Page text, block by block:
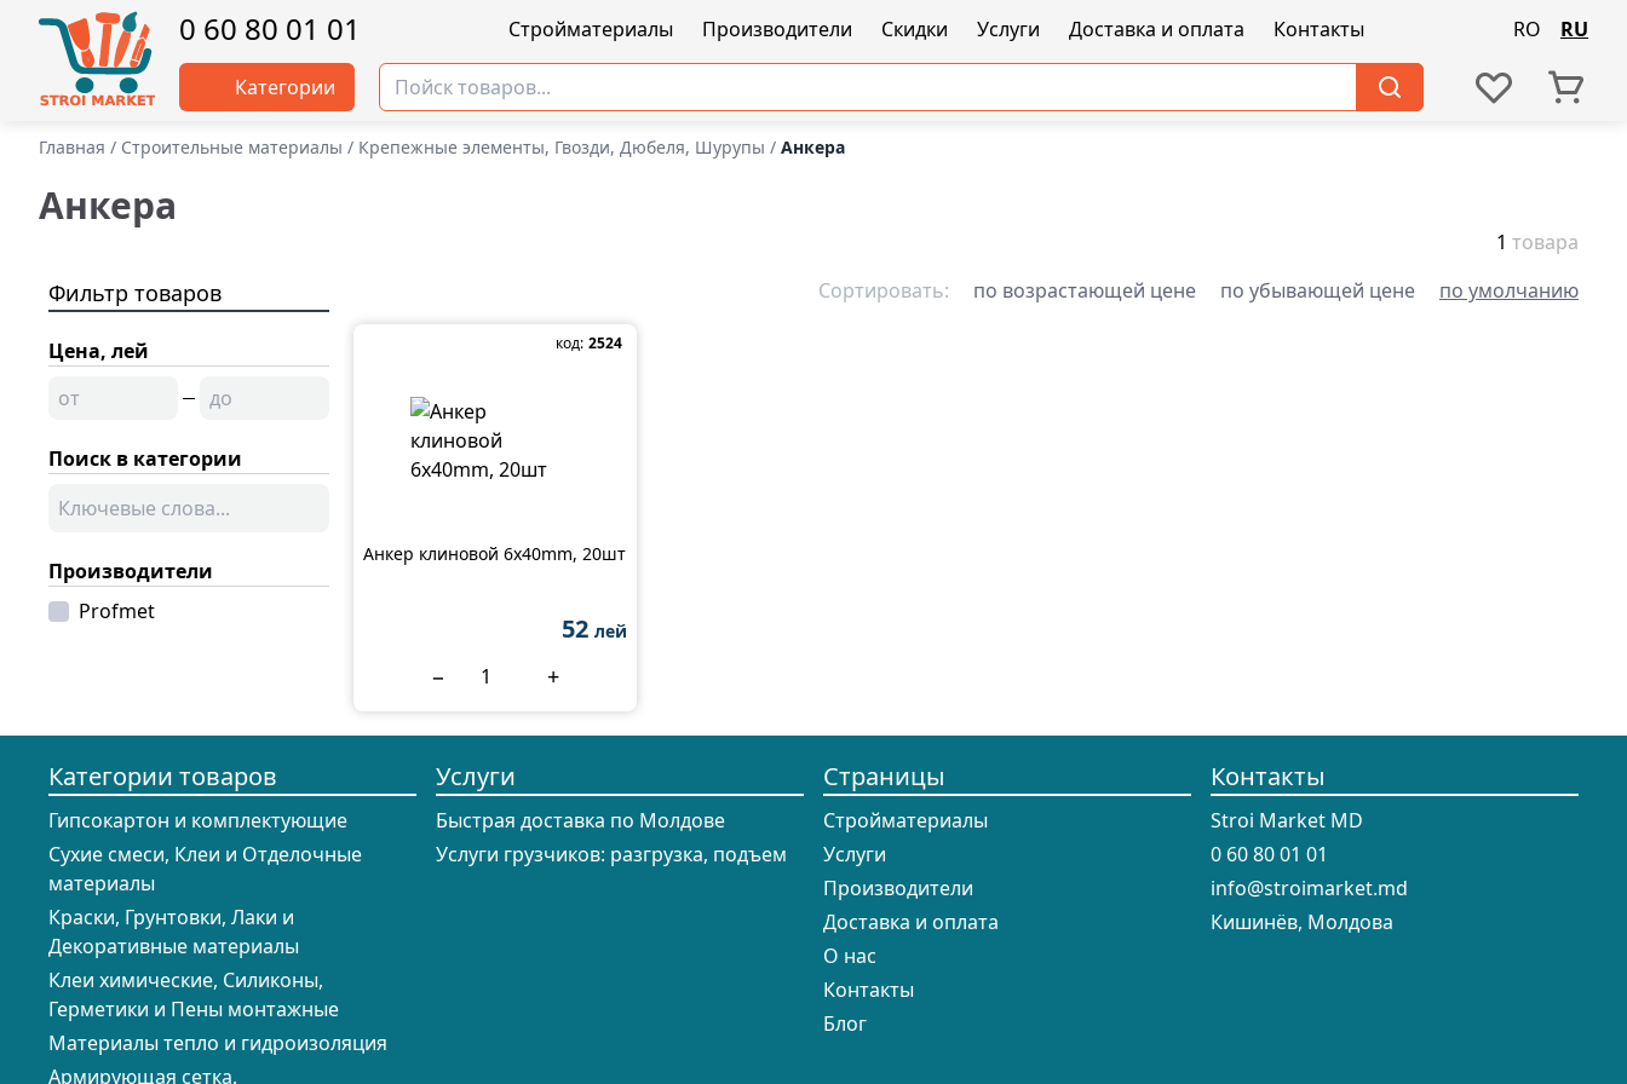
0 60 80 01 01 Cтройматериалы Производители Скидки Услуги Доставка и оплата Контакты RO RU
Категории
Главная / Строительные материалы / Крепежные элементы, Гвозди, Дюбеля, Шурупы / Анкера
Анкера
1 товара
Фильтр товаров
Цена, лей
Поиск в категории
Производители
Profmet
Сортировать: по возрастающей цене по убывающей цене по умолчанию
код: 2524
Анкер клиновой 6x40mm, 20шт
52 лей
− +
Категории товаров
Гипсокартон и комплектующие
Сухие смеси, Клеи и Отделочные
материалы
Краски, Грунтовки, Лаки и
Декоративные материалы
Клеи химические, Силиконы,
Герметики и Пены монтажные
Материалы тепло и гидроизоляция
Армирующая сетка,
Услуги
Быстрая доставка по Молдове
Услуги грузчиков: разгрузка, подъем
Страницы
Cтройматериалы
Услуги
Производители
Доставка и оплата
О нас
Контакты
Блог
Контакты
Stroi Market MD
0 60 80 01 01
info@stroimarket.md
Кишинёв, Молдова